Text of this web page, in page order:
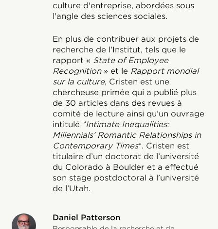
culture d'entreprise, abordées sous
l'angle des sciences sociales.
En plus de contribuer aux projets de
recherche de l'Institut, tels que le
rapport « State of Employee
Recognition» et le Rapport mondial
sur la culture, Cristen est une
chercheuse primée qui a publié plus
de 30 articles dans des revues à
comité de lecture ainsi qu’un ouvrage
intitulé *Intimate Inequalities:
Millennials’ Romantic Relationships in
Contemporary Times*. Cristen est
titulaire d’un doctorat de l’université
du Colorado à Boulder et a effectué
son stage postdoctoral à l’université
de l’Utah.
Daniel Patterson